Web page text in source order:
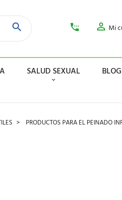
Mi
SALUD SEXUAL
BLOG
PRODUCTOS PARA EL PEINADO